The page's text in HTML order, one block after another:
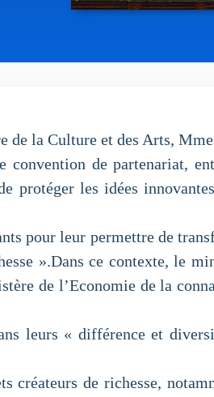
de la Culture et des Arts,
convention de partenariat,
protéger les idées
pour leur permettre de
».Dans ce contexte, le
de l’Economie de la
leurs « différence et
créateurs de richesse,